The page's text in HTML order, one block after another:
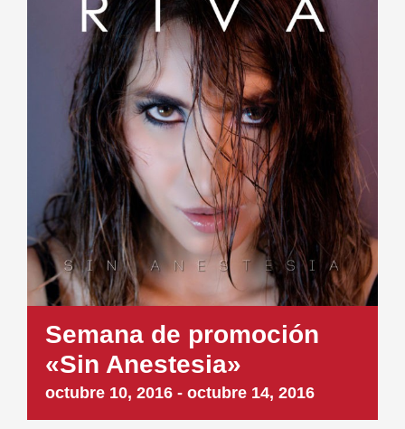
Semana de promoción
«Sin Anestesia»
octubre 10, 2016 - octubre 14, 2016